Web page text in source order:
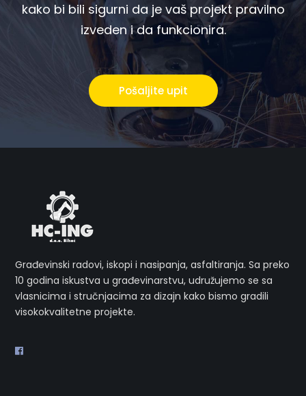
kako bi bili sigurni da je vaš projekt pravilno
izveden i da funkcionira.
Pošaljite upit
Građevinski radovi, iskopi i nasipanja, asfaltiranja. Sa preko
10 godina iskustva u građevinarstvu, udružujemo se sa
vlasnicima i stručnjacima za dizajn kako bismo gradili
visokokvalitetne projekte.